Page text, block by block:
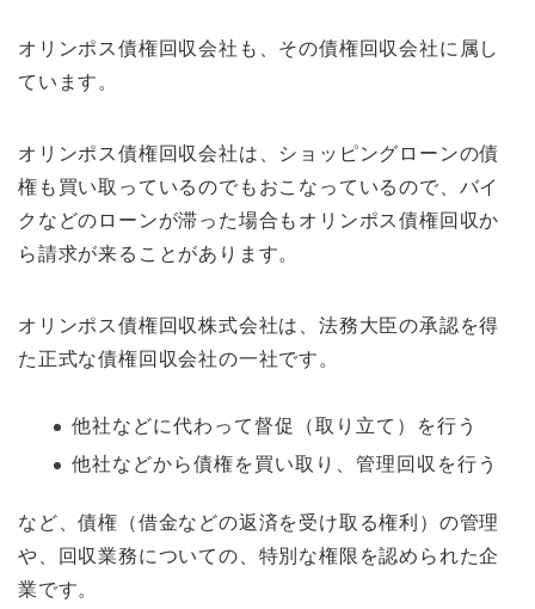
オリンポス債権回収会社も、その債権回収会社に属し
ています。
オリンポス債権回収会社は、ショッピングローンの債
権も買い取っているのでもおこなっているので、バイ
クなどのローンが滞った場合もオリンポス債権回収か
ら請求が来ることがあります。
オリンポス債権回収株式会社は、法務大臣の承認を得
た正式な債権回収会社の一社です。
他社などに代わって督促（取り立て）を行う
他社などから債権を買い取り、管理回収を行う
など、債権（借金などの返済を受け取る権利）の管理
や、回収業務についての、特別な権限を認められた企
業です。